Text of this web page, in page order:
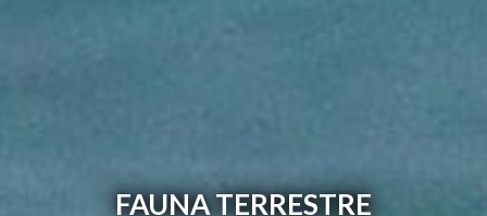
FAUNA TERRESTRE